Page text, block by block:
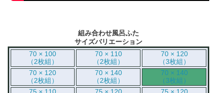
組み合わせ風呂ふた
サイズバリエーション
70 × 100
（2枚組）
70 × 110
（2枚組）
70 × 120
（3枚組）
70 × 120
（2枚組）
70 × 140
（2枚組）
70 × 140
（3枚組）